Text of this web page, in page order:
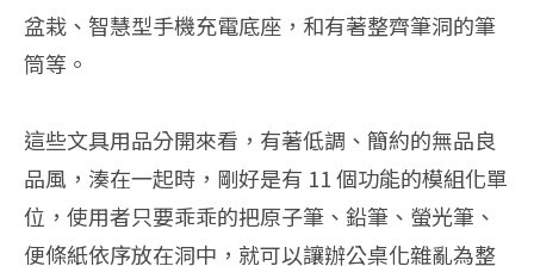
盆栽、智慧型手機充電底座，和有著整齊筆洞的筆
筒等。
這些文具用品分開來看，有著低調、簡約的無品良
品風，湊在一起時，剛好是有 11 個功能的模組化單
位，使用者只要乖乖的把原子筆、鉛筆、螢光筆、
便條紙依序放在洞中，就可以讓辦公桌化雜亂為整